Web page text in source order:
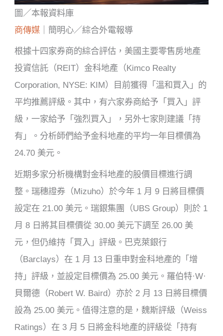
圖／本報資料庫
商傳媒 ｜簡明心／綜合外電報導
根據十四家券商的綜合評估，美國主要零售房地產
投資信託（REIT）金科地產（Kimco Realty
Corporation, NYSE: KIM）目前獲得「溫和買入」的
平均推薦評級。其中，有六家券商給予「買入」評
級，一家給予「強烈買入」，另外七家則建議「持
有」。分析師們給予金科地產的平均一年目標價為
24.70 美元。
近期多家分析機構對金科地產的股價目標進行調
整。瑞穗證券（Mizuho）於今年 1 月 9 日將目標價
設定在 21.00 美元。瑞銀集團（UBS Group）則於 1
月 8 日將其目標價從 30.00 美元下調至 26.00 美
元，但仍維持「買入」評級。巴克萊銀行
（Barclays）在 1 月 13 日重申對金科地產的「增
持」評級，並設定目標價為 25.00 美元。羅伯特·W·
貝爾德（Robert W. Baird）亦於 2 月 13 日將目標價
設為 25.00 美元。值得注意的是，魏斯評級（Weiss
Ratings）在 3 月 5 日將金科地產的評級從「持有